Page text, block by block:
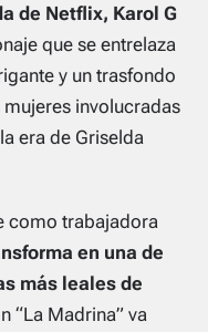
de Netflix, Karol G
que se entrelaza
y un trasfondo
involucradas
era de Griselda
como trabajadora
en una de
más leales de
“La Madrina” va